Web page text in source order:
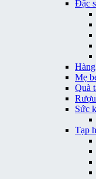
Đặc
Mẹ
Quà
Sức
Tạp